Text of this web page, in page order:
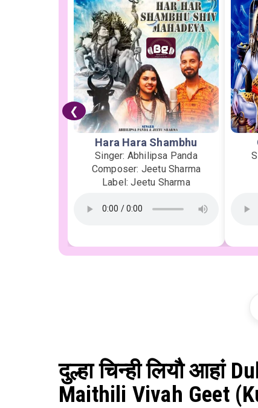
❮
Hara Hara Shambhu
Singer: Abhilipsa Panda
Composer: Jeetu Sharma
Label: Jeetu Sharma
दुल्हा चिन्ही लियौ आहां
Maithili Vivah Geet